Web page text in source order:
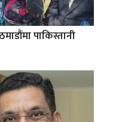
पाकिस्तानी